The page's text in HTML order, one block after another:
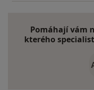
Pomáhají vám
kterého